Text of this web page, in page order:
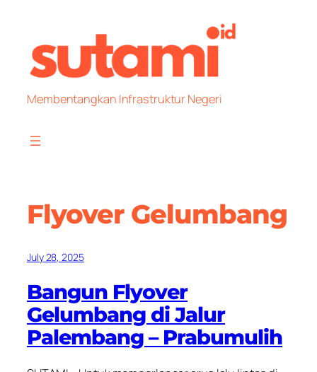
content
Membentangkan Infrastruktur Negeri
Flyover Gelumbang
July 28, 2025
Bangun Flyover
Gelumbang di Jalur
Palembang – Prabumulih